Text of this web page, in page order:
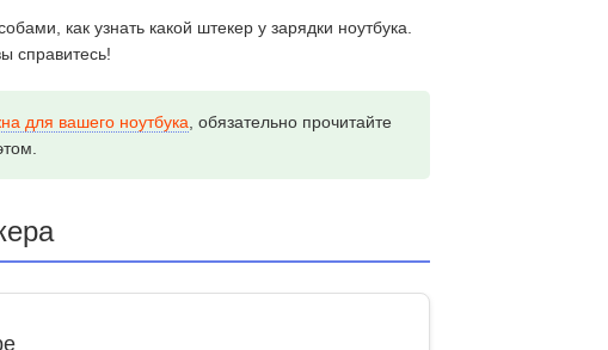
как узнать какой штекер у зарядки ноутбука
справитесь!
для вашего ноутбука , обязательно прочитайте